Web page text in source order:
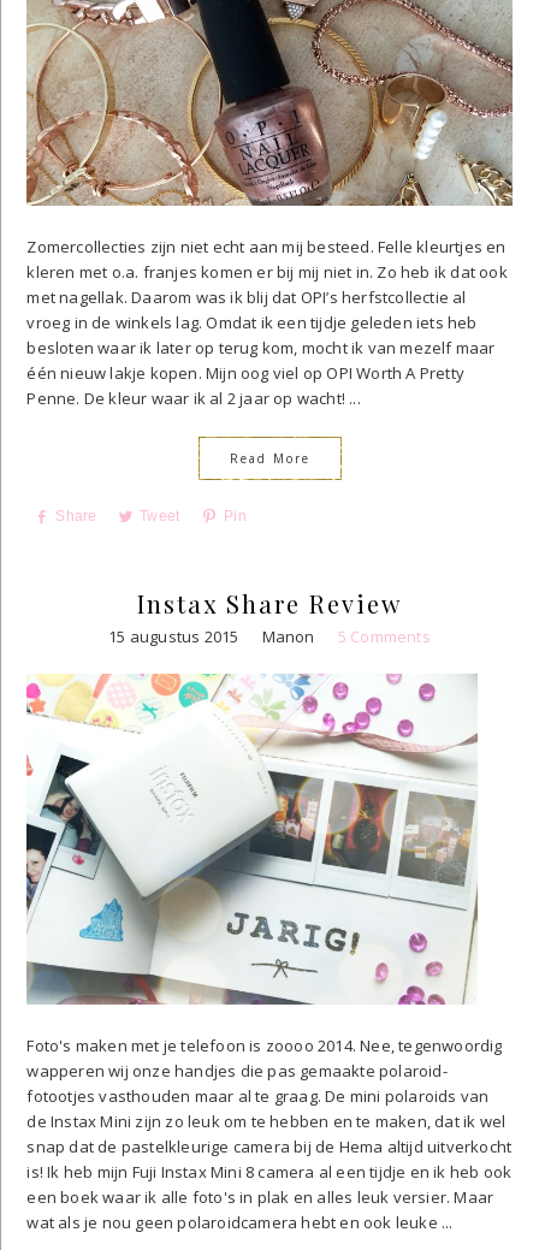
Zomercollecties zijn niet echt aan mij besteed. Felle kleurtjes en
kleren met o.a. franjes komen er bij mij niet in. Zo heb ik dat ook
met nagellak. Daarom was ik blij dat OPI’s herfstcollectie al
vroeg in de winkels lag. Omdat ik een tijdje geleden iets heb
besloten waar ik later op terug kom, mocht ik van mezelf maar
één nieuw lakje kopen. Mijn oog viel op OPI Worth A Pretty
Penne. De kleur waar ik al 2 jaar op wacht! ...
Read More
Share Tweet Pin
Instax Share Review
15 augustus 2015 Manon 5 Comments
Foto's maken met je telefoon is zoooo 2014. Nee, tegenwoordig
wapperen wij onze handjes die pas gemaakte polaroid-
fotootjes vasthouden maar al te graag. De mini polaroids van
de Instax Mini zijn zo leuk om te hebben en te maken, dat ik wel
snap dat de pastelkleurige camera bij de Hema altijd uitverkocht
is! Ik heb mijn Fuji Instax Mini 8 camera al een tijdje en ik heb ook
een boek waar ik alle foto's in plak en alles leuk versier. Maar
wat als je nou geen polaroidcamera hebt en ook leuke ...